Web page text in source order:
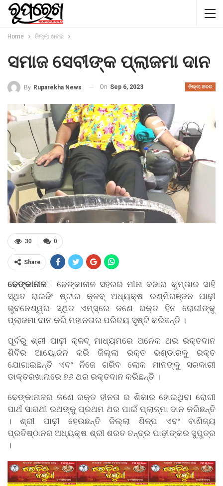
Home ଜିଲ୍ଲା ଖବର
ସମାଜ ସେବୀଙ୍କ ପ୍ଲାଜମା ଦାନ
ଜିଲ୍ଲା ଖବର
By Ruparekha News On Sep 6, 2023
0
30
Share
ଢେଙ୍କାନାଳ: ଢେଙ୍କାନାଳ ସହରର ମୀନା ବଜାର କୁମ୍ଭାର ସାହି
ସ୍ଥିତ ରାଇଜିଂ ଷ୍ଟାର କ୍ଳବ୍ ଅଧ୍ୟକ୍ଷ ରଶ୍ମିରଞ୍ଜନ ପାଢ଼ୀ
ଭୁବନେଶ୍ୱର ସ୍ଥିତ ଏମ୍ସ୍ରେ ଜଣେ ରକ୍ତ ହିନ ରୋଗୀଙ୍କୁ
ପ୍ଲାଜମା ଦାନ କରି ମହାନତାର ପରିଚୟ ସୃଷ୍ଟି କରିଛନ୍ତି ।
ପୂର୍ବରୁ ଶ୍ରୀ ପାଢ଼ୀ କ୍ଳବ୍ ମାଧ୍ୟମରେ ଅନେକ ଥର ରକ୍ତଦାନ
ଶିବିର ଆୟୋଜନ କରି ଜିଲ୍ଲା ରକ୍ତ ଭଣ୍ଡାରକୁ ରକ୍ତ
ଯୋଗାଇଛନ୍ତି ଏବଂ ନିଜେ ଗରିବ ଲୋକ ମାନଙ୍କୁ ସରକାରୀ
ଡାକ୍ତରଖାନାରେ ୭୬ ଥର ରକ୍ତଦାନ କରିଛନ୍ତି ।
ଢେଙ୍କାନାଳର ଜଣେ ରକ୍ତ ହୀନତା ର ଶିକାର ହୋଇଥିବା ରୋଗୀ
ପାର୍ଥ ସାରଥୀ ରଥଙ୍କୁ ପ୍ରଥମ ଥର ପାଇଁ ପ୍ଲାଜ୍ମା ଦାନ କରିଛନ୍ତି
। ଶ୍ରୀ ପାଢ଼ୀ ହେଉଛନ୍ତି ଜିଲ୍ଲା ଶିଳ୍ପ ଏବଂ ବାଣିଜ୍ୟ
ପ୍ରତିଷ୍ଠାନର ଅଧ୍ୟକ୍ଷ ଶ୍ରୀ ଶରତ ଚନ୍ଦ୍ର ପାଢ଼ୀଙ୍କର ସୁପୁତ୍ର
।